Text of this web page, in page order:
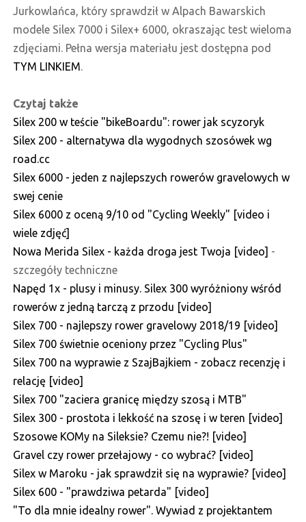
Jurkowlańca, który sprawdził w Alpach Bawarskich
modele Silex 7000 i Silex+ 6000, okraszając test wieloma
zdjęciami. Pełna wersja materiału jest dostępna pod
TYM LINKIEM.
Czytaj także
Silex 200 w teście "bikeBoardu": rower jak scyzoryk
Silex 200 - alternatywa dla wygodnych szosówek wg
road.cc
Silex 6000 - jeden z najlepszych rowerów gravelowych w
swej cenie
Silex 6000 z oceną 9/10 od "Cycling Weekly" [video i
wiele zdjęć]
Nowa Merida Silex - każda droga jest Twoja [video] -
szczegóły techniczne
Napęd 1x - plusy i minusy. Silex 300 wyróżniony wśród
rowerów z jedną tarczą z przodu [video]
Silex 700 - najlepszy rower gravelowy 2018/19 [video]
Silex 700 świetnie oceniony przez "Cycling Plus"
Silex 700 na wyprawie z SzajBajkiem - zobacz recenzję i
relację [video]
Silex 700 "zaciera granicę między szosą i MTB"
Silex 300 - prostota i lekkość na szosę i w teren [video]
Szosowe KOMy na Sileksie? Czemu nie?! [video]
Gravel czy rower przełajowy - co wybrać? [video]
Silex w Maroku - jak sprawdził się na wyprawie? [video]
Silex 600 - "prawdziwa petarda" [video]
"To dla mnie idealny rower". Wywiad z projektantem